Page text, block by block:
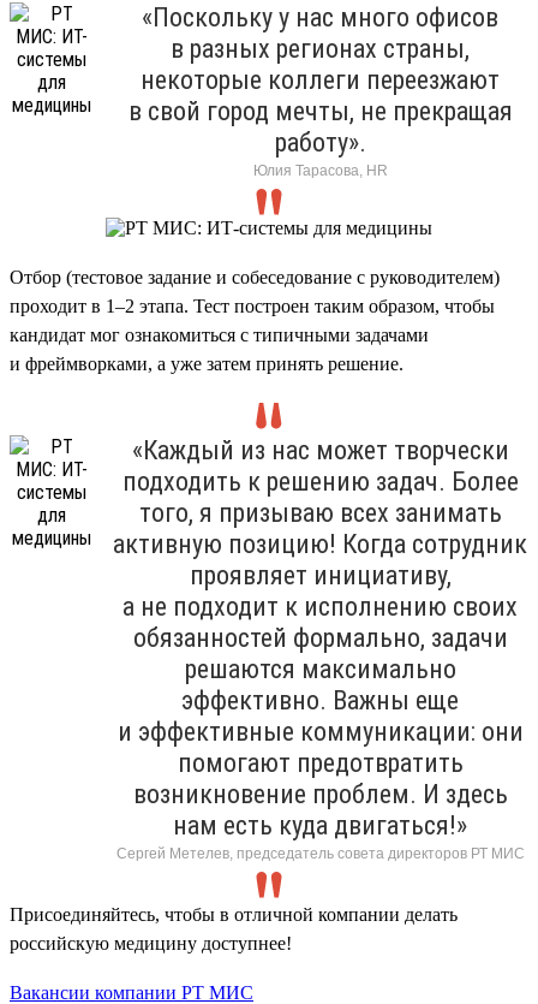
«Поскольку у нас много офисов
в разных регионах страны,
некоторые коллеги переезжают
в свой город мечты, не прекращая
работу».
Юлия Тарасова, HR
Отбор (тестовое задание и собеседование с руководителем)
проходит в 1–2 этапа. Тест построен таким образом, чтобы
кандидат мог ознакомиться с типичными задачами
и фреймворками, а уже затем принять решение.
«Каждый из нас может творчески
подходить к решению задач. Более
того, я призываю всех занимать
активную позицию! Когда сотрудник
проявляет инициативу,
а не подходит к исполнению своих
обязанностей формально, задачи
решаются максимально
эффективно. Важны еще
и эффективные коммуникации: они
помогают предотвратить
возникновение проблем. И здесь
нам есть куда двигаться!»
Сергей Метелев, председатель совета директоров РТ МИС
Присоединяйтесь, чтобы в отличной компании делать
российскую медицину доступнее!
Вакансии компании РТ МИС